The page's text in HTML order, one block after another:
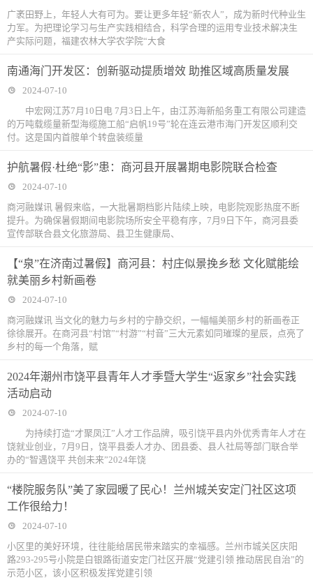
广袤田野上，年轻人大有可为。要让更多年轻“新农人”，成为新时代种业生
力军。为把理论学习与生产实践相结合，科学合理的运用专业技术解决生
产实际问题，福建农林大学农学院“大食
南通海门开发区：创新驱动提质增效 助推区域高质量发展
2024-07-10
中宏网江苏7月10日电 7月3日上午，由江苏海新船务重工有限公司建造
的万吨载缆量新型海缆施工船“启帆19号”轮在连云港市海门开发区顺利交
付。这是国内首艘单个转盘装缆量
护航暑假·杜绝“影”患：商河县开展暑期电影院联合检查
2024-07-10
商河融媒讯 暑假来临，一大批暑期档影片陆续上映，电影院观影热度不断
提升。为确保暑假期间电影院场所安全平稳有序，7月9日下午，商河县委
宣传部联合县文化旅游局、县卫生健康局、
【“泉”在济南过暑假】商河县：村庄似景挽乡愁 文化赋能绘
就美丽乡村新画卷
2024-07-10
商河融媒讯 当文化的魅力与乡村的宁静交织，一幅幅美丽乡村的新画卷正
徐徐展开。在商河县“村馆”“村游”“村音”三大元素如同璀璨的星辰，点亮了
乡村的每一个角落，赋
2024年潮州市饶平县青年人才季暨大学生“返家乡”社会实践
活动启动
2024-07-10
为持续打造“才聚凤江”人才工作品牌，吸引饶平县内外优秀青年人才在
饶就业创业，7月9日，饶平县委人才办、团县委、县人社局等部门联合举
办的“智遇饶平 共创未来”2024年饶
“楼院服务队”美了家园暖了民心！兰州城关安定门社区这项
工作很给力！
2024-07-10
小区里的美好环境，往往能给居民带来踏实的幸福感。兰州市城关区庆阳
路293-295号小院是白银路街道安定门社区开展“党建引领 推动居民自治”的
示范小区，该小区积极发挥党建引领